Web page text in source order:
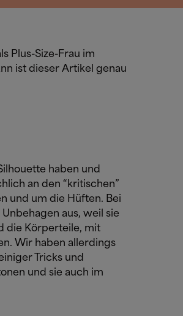
Plus-Size-Frau im
ist dieser Artikel genau
haben und
an den “kritischen”
und um die Hüften. Bei
aus, weil sie
die Körperteile, mit
Wir haben allerdings
Tricks und
und sie auch im